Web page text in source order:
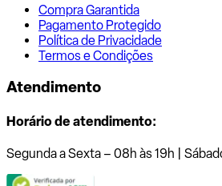
Compra Garantida
Pagamento Protegido
Política de Privacidade
Termos e Condições
Atendimento
Horário de atendimento:
Segunda a Sexta – 08h às 19h |